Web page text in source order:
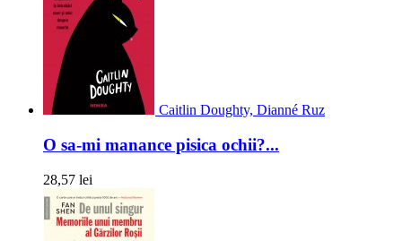
Caitlin Doughty, Dianné Ruz
O sa-mi manance pisica ochii?...
28,57 lei